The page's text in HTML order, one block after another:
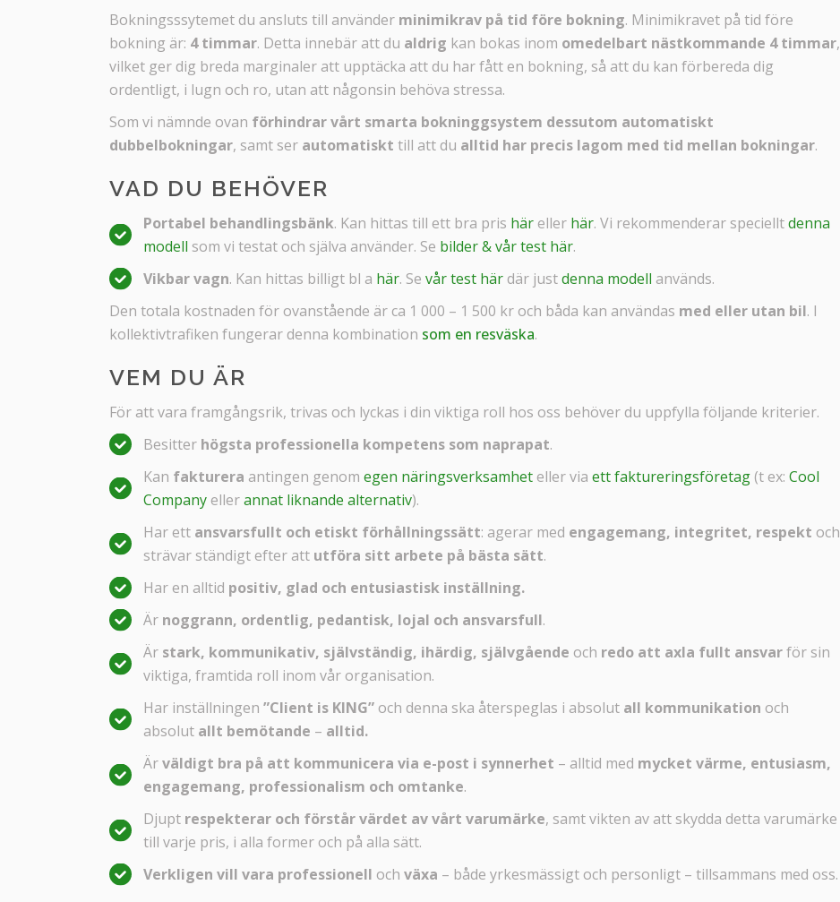
Bokningsssytemet du ansluts till använder minimikrav på tid före bokning. Minimikravet på tid före
bokning är: 4 timmar. Detta innebär att du aldrig kan bokas inom omedelbart nästkommande 4 timmar,
vilket ger dig breda marginaler att upptäcka att du har fått en bokning, så att du kan förbereda dig
ordentligt, i lugn och ro, utan att någonsin behöva stressa.
Som vi nämnde ovan förhindrar vårt smarta bokninggsystem dessutom automatiskt
dubbelbokningar, samt ser automatiskt till att du alltid har precis lagom med tid mellan bokningar.
VAD DU BEHÖVER
Portabel behandlingsbänk. Kan hittas till ett bra pris här eller här. Vi rekommenderar specielltdenna
modell som vi testat och själva använder. Se bilder & vår test här.
Vikbar vagn. Kan hittas billigt bl a här. Se vår test här där justdenna modell används.
Den totala kostnaden för ovanstående är ca 1 000 – 1 500 kr och båda kan användas med eller utan bil. I
kollektivtrafiken fungerar denna kombination som en resväska.
VEM DU ÄR
För att vara framgångsrik, trivas och lyckas i din viktiga roll hos oss behöver du uppfylla följande kriterier.
Besitter högsta professionella kompetens som naprapat.
Kan fakturera antingen genom egen näringsverksamhet eller via ett faktureringsföretag (t ex: Cool
Company ellerannat liknande alternativ).
Har ett ansvarsfullt och etiskt förhållningssätt: agerar med engagemang, integritet, respekt och
strävar ständigt efter att utföra sitt arbete på bästa sätt.
Har en alltid positiv, glad och entusiastisk inställning.
Är noggrann, ordentlig, pedantisk, lojal och ansvarsfull.
Är stark, kommunikativ, självständig, ihärdig, självgående och redo att axla fullt ansvarför sin
viktiga, framtida roll inom vår organisation.
Har inställningen ”Client is KING” och denna ska återspeglas i absolut all kommunikation och
absolut allt bemötande – alltid.
Ärväldigt bra på att kommunicera via e-post i synnerhet – alltid med mycket värme, entusiasm,
engagemang, professionalism och omtanke.
Djupt respekterar och förstår värdet av vårt varumärke, samt vikten av att skydda detta varumärke
till varje pris, i alla former och på alla sätt.
Verkligen vill vara professionell och växa – både yrkesmässigt och personligt – tillsammans med oss.